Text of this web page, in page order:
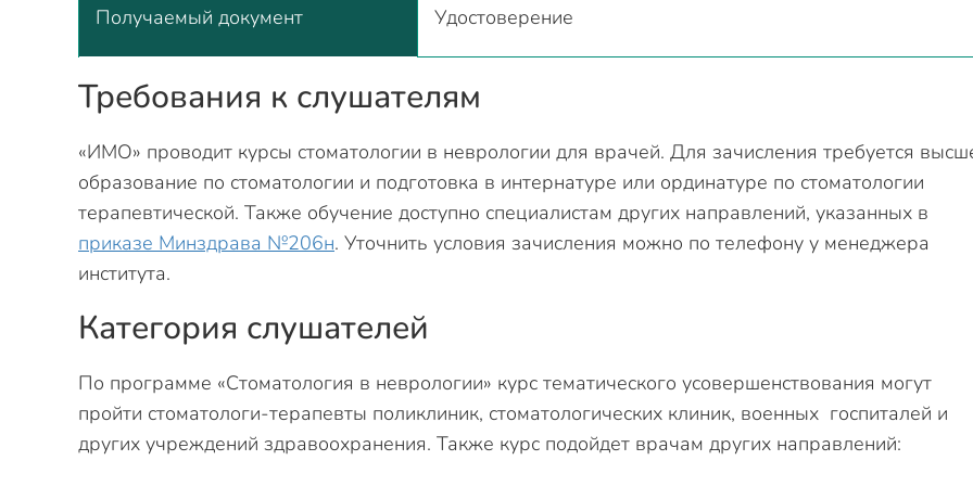
Получаемый документ Удостоверение
Требования к слушателям
«ИМО» проводит курсы стоматологии в неврологии для врачей. Для зачисления требуется
образование по стоматологии и подготовка в интернатуре или ординатуре по стоматологии
терапевтической. Также обучение доступно специалистам других направлений, указанных в
приказе Минздрава №206н. Уточнить условия зачисления можно по телефону у менеджера
института.
Категория слушателей
По программе «Стоматология в неврологии» курс тематического усовершенствования могут
пройти стоматологи-терапевты поликлиник, стоматологических клиник, военных госпиталей и
других учреждений здравоохранения. Также курс подойдет врачам других направлений: